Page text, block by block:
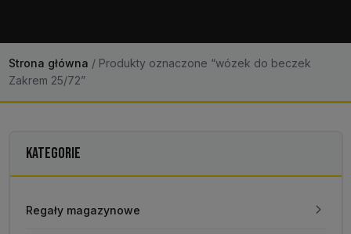
Kontakt 22 633 33 11
Strona główna /Produkty oznaczone “wózek do beczek
Zakrem 25/72”
KATEGORIE
Regały magazynowe